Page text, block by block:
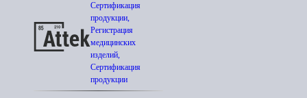
Сертификация
продукции,
Регистрация
медицинских
изделий,
Сертификация
продукции